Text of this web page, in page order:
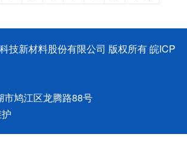
技新材料股份有限公司 版权所有皖ICP
市鸠江区龙腾路88号